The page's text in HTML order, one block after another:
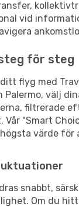
vid
för steg
flyg med
Palermo, välj
filtrerade
Vår "Smart
värde för
snabbt,
Om du